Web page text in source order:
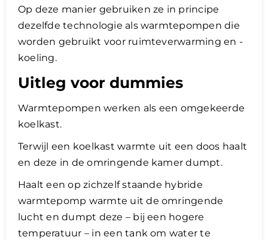
Op deze manier gebruiken ze in principe
dezelfde technologie als warmtepompen die
worden gebruikt voor ruimteverwarming en -
koeling.
Uitleg voor dummies
Warmtepompen werken als een omgekeerde
koelkast.
Terwijl een koelkast warmte uit een doos haalt
en deze in de omringende kamer dumpt.
Haalt een op zichzelf staande hybride
warmtepomp warmte uit de omringende
lucht en dumpt deze – bij een hogere
temperatuur – in een tank om water te